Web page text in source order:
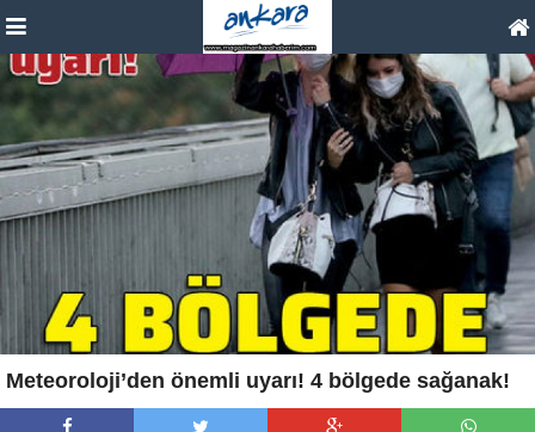
Meteoroloji’den önemli uyarı! 4 bölgede sağanak!